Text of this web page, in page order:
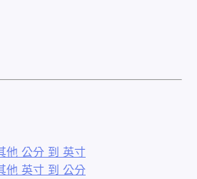
他 公分 到 英寸
他 英寸 到 公分